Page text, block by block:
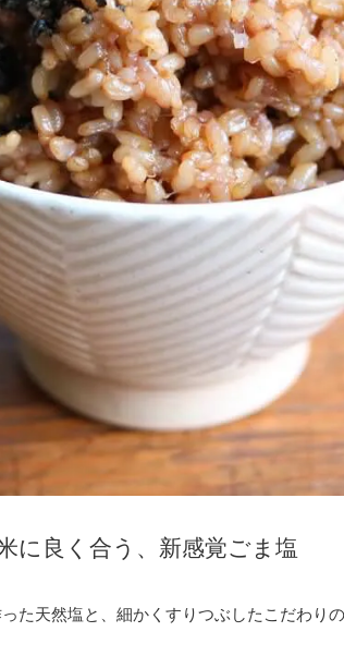
に良く合う、新感覚ごま塩
た天然塩と、細かくすりつぶしたこだわり